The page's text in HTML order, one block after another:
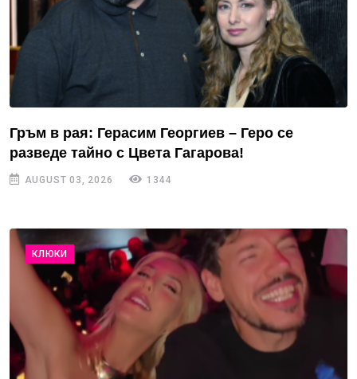
Гръм в рая: Герасим Георгиев – Геро се
разведе тайно с Цвета Гагарова!
AUGUST 03, 2026 1344
КЛЮКИ